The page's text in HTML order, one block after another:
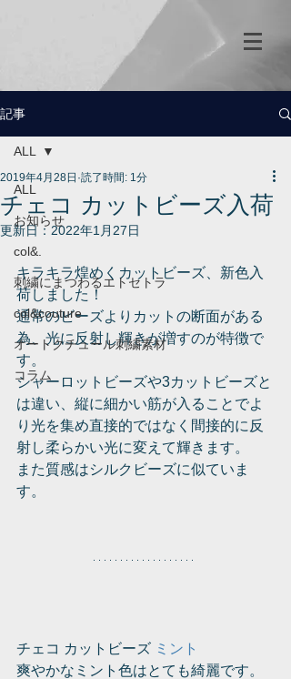
記事
ALL
お知らせ
col&.
刺繍にまつわるエトセトラ
col&couture
オートクチュール刺繍素材
コラム
ALL
チェコ カットビーズ入荷
2019年4月28日 読了時間: 1分
更新日：2022年1月27日
キラキラ煌めくカットビーズ、新色入
荷しました！
通常のビーズよりカットの断面がある
為、光に反射し輝きが増すのが特徴で
す。
シャーロットビーズや3カットビーズと
は違い、縦に細かい筋が入ることでよ
り光を集め直接的ではなく間接的に反
射し柔らかい光に変えて輝きます。
また質感はシルクビーズに似ていま
す。
チェコ カットビーズ ミント
爽やかなミント色はとても綺麗です。